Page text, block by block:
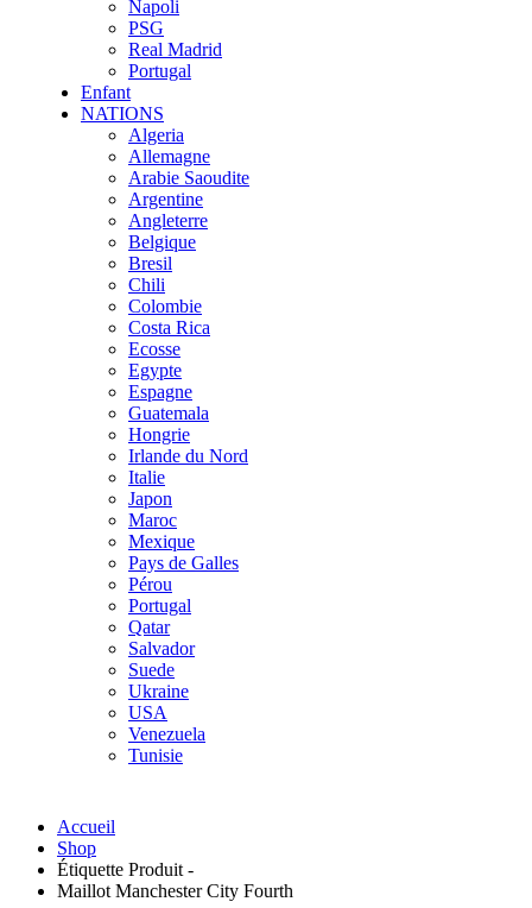
Napoli
PSG
Real Madrid
Portugal
Enfant
NATIONS
Algeria
Allemagne
Arabie Saoudite
Argentine
Angleterre
Belgique
Bresil
Chili
Colombie
Costa Rica
Ecosse
Egypte
Espagne
Guatemala
Hongrie
Irlande du Nord
Italie
Japon
Maroc
Mexique
Pays de Galles
Pérou
Portugal
Qatar
Salvador
Suede
Ukraine
USA
Venezuela
Tunisie
Accueil
Shop
Étiquette Produit -
Maillot Manchester City Fourth